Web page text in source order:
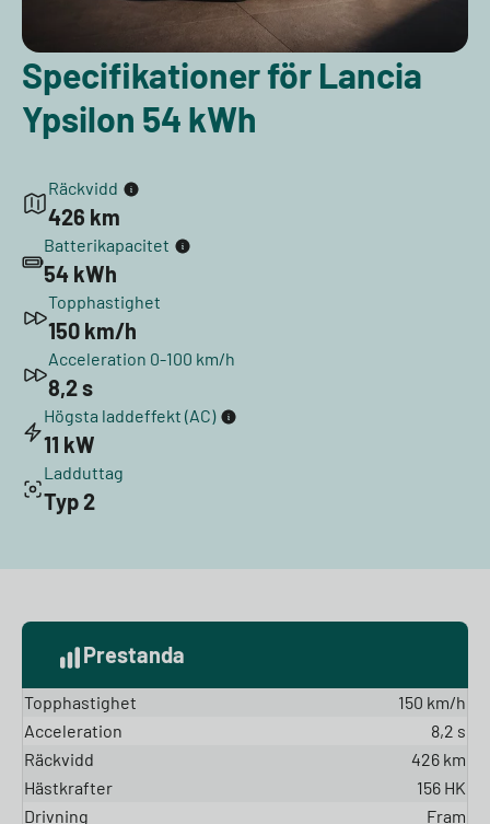
Specifikationer för Lancia
Ypsilon 54 kWh
Räckvidd
426 km
Batterikapacitet
54 kWh
Topphastighet
150 km/h
Acceleration 0-100 km/h
8,2 s
Högsta laddeffekt (AC)
11 kW
Ladduttag
Typ 2
Prestanda
Topphastighet
150 km/h
Acceleration
8,2 s
Räckvidd
426 km
Hästkrafter
156 HK
Drivning
Fram